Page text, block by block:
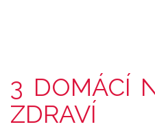
3 DOMÁCÍ
ZDRAVÍ